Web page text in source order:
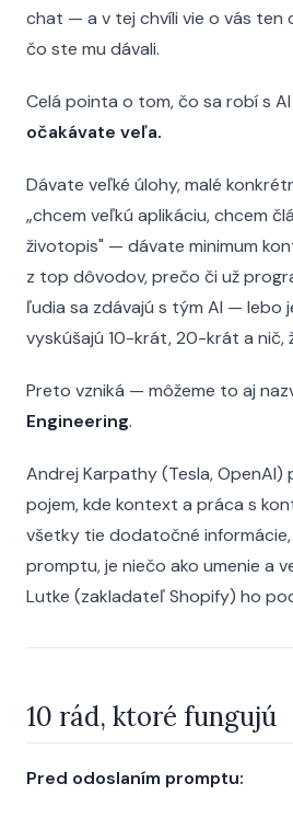
chat — a v tej chvíli vie o vás ten
čo ste mu dávali.
Celá pointa o tom, čo sa robí s AI
očakávate veľa.
Dávate veľké úlohy, malé
„chcem veľkú aplikáciu, chcem
životopis" — dávate minimum
z top dôvodov, prečo či už
ľudia sa zdávajú s tým AI — lebo
vyskúšajú 10-krát, 20-krát a nič,
Preto vzniká — môžeme to aj
Engineering.
Andrej Karpathy (Tesla,
pojem, kde kontext a práca s
všetky tie dodatočné
promptu, je niečo ako umenie a
Lutke (zakladateľ Shopify) ho
10 rád, ktoré fungujú
Pred odoslaním promptu: